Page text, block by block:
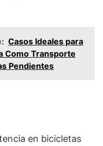
Casos Ideales para
Como Transporte
Pendientes
en bicicletas